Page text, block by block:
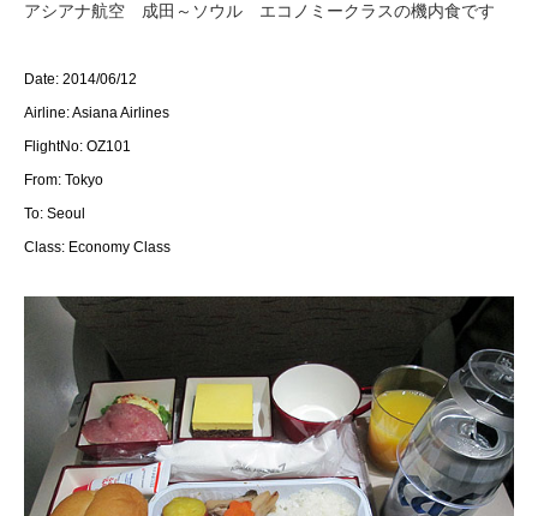
アシアナ航空 成田～ソウル エコノミークラスの機内食です
Date: 2014/06/12
Airline: Asiana Airlines
FlightNo: OZ101
From: Tokyo
To: Seoul
Class: Economy Class